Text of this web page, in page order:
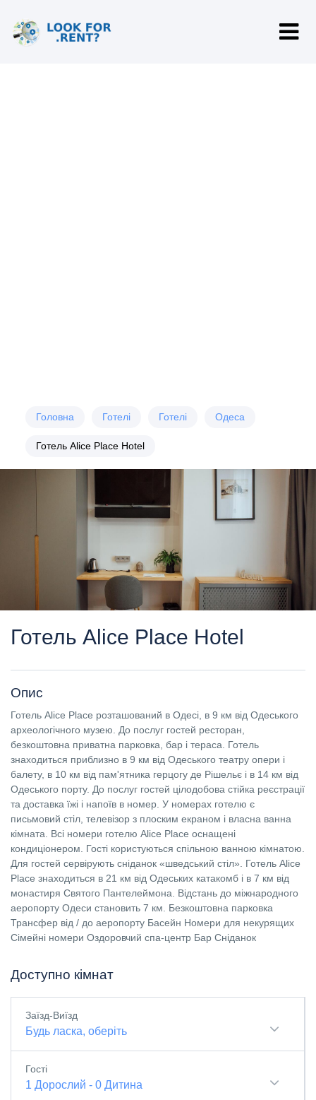
Головна Готелі Готелі Одеса
Готель Alice Place Hotel
Готель Alice Place Hotel
Опис
Готель Alice Place розташований в Одесі, в 9 км від Одеського
археологічного музею. До послуг гостей ресторан,
безкоштовна приватна парковка, бар і тераса. Готель
знаходиться приблизно в 9 км від Одеського театру опери і
балету, в 10 км від пам'ятника герцогу де Рішельє і в 14 км від
Одеського порту. До послуг гостей цілодобова стійка реєстрації
та доставка їжі і напоїв в номер. У номерах готелю є
письмовий стіл, телевізор з плоским екраном і власна ванна
кімната. Всі номери готелю Alice Place оснащені
кондиціонером. Гості користуються спільною ванною кімнатою.
Для гостей сервірують сніданок «шведський стіл». Готель Alice
Place знаходиться в 21 км від Одеських катакомб і в 7 км від
монастиря Святого Пантелеймона. Відстань до міжнародного
аеропорту Одеси становить 7 км. Безкоштовна парковка
Трансфер від / до аеропорту Басейн Номери для некурящих
Сімейні номери Оздоровчий спа-центр Бар Сніданок
Доступно кімнат
Заїзд-Виїзд
Будь ласка, оберіть
Гості
1 Дорослий - 0 Дитина